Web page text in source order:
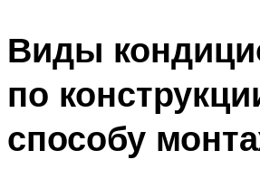
Виды
по
способу